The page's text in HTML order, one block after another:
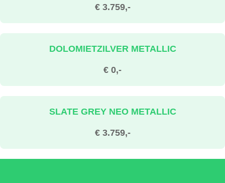
€ 3.759,-
€ 0,-
DOLOMIETZILVER METALLIC
€ 3.759,-
SLATE GREY NEO METALLIC